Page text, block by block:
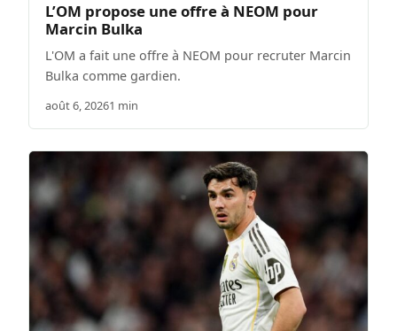
L’OM propose une offre à NEOM pour
Marcin Bulka
L'OM a fait une offre à NEOM pour recruter Marcin
Bulka comme gardien.
août 6, 20261 min